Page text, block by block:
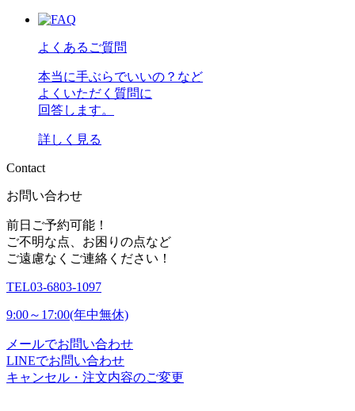
よくあるご質問
本当に手ぶらでいいの？など
よくいただく質問に
回答します。
詳しく見る
Contact
お問い合わせ
前日ご予約可能！
ご不明な点、お困りの点など
ご遠慮なくご連絡ください！
TEL03-6803-1097
9:00～17:00(年中無休)
メールでお問い合わせ
LINEでお問い合わせ
キャンセル・注文内容のご変更